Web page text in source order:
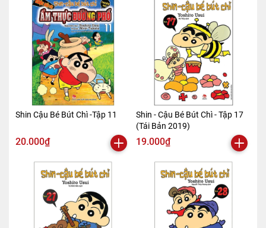
Shin Cậu Bé Bút Chì -Tập 11
20.000₫
Shin - Cậu Bé Bút Chì - Tập 17
(Tái Bản 2019)
19.000₫